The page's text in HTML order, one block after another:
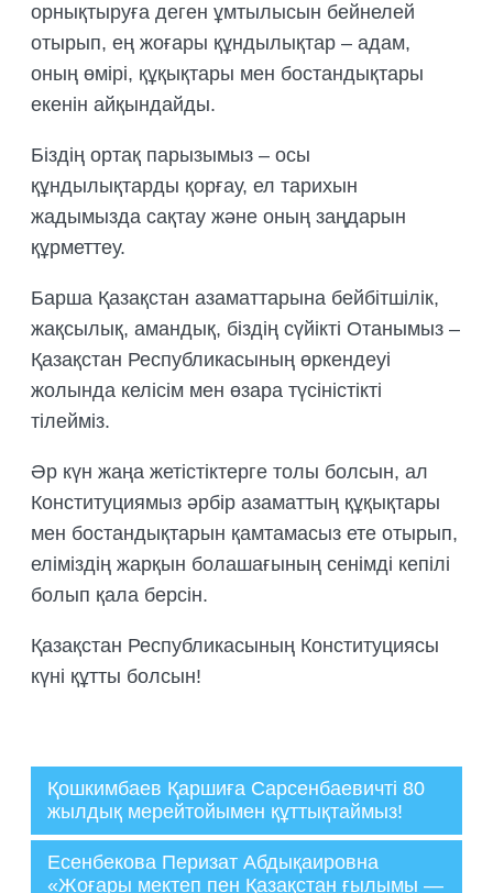
орнықтыруға деген ұмтылысын бейнелей
отырып, ең жоғары құндылықтар – адам,
оның өмірі, құқықтары мен бостандықтары
екенін айқындайды.
Біздің ортақ парызымыз – осы
құндылықтарды қорғау, ел тарихын
жадымызда сақтау және оның заңдарын
құрметтеу.
Барша Қазақстан азаматтарына бейбітшілік,
жақсылық, амандық, біздің сүйікті Отанымыз –
Қазақстан Республикасының өркендеуі
жолында келісім мен өзара түсіністікті
тілейміз.
Әр күн жаңа жетістіктерге толы болсын, ал
Конституциямыз әрбір азаматтың құқықтары
мен бостандықтарын қамтамасыз ете отырып,
еліміздің жарқын болашағының сенімді кепілі
болып қала берсін.
Қазақстан Республикасының Конституциясы
күні құтты болсын!
Әкімші
30.08.2025
Қошкимбаев Қаршиға Сарсенбаевичті 80
жылдық мерейтойымен құттықтаймыз!
Есенбекова Перизат Абдықаировна
«Жоғары мектеп пен Қазақстан ғылымы —